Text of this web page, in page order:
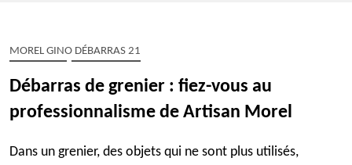
MOREL GINO DÉBARRAS 21
Débarras de grenier : fiez-vous au
professionnalisme de Artisan Morel
Dans un grenier, des objets qui ne sont plus utilisés,